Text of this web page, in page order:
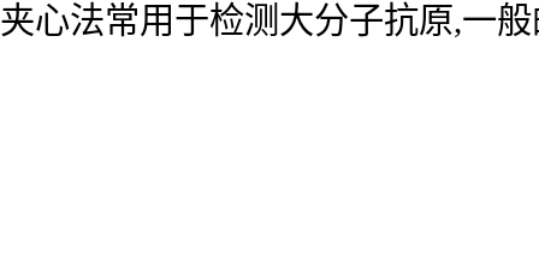
夹心法常用于检测大分子抗原,一